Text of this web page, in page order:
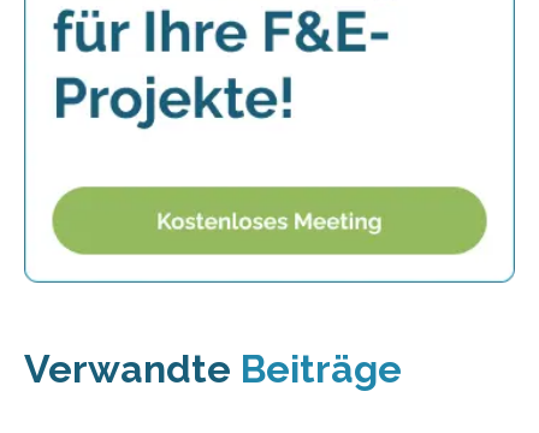
Verwandte Beiträge